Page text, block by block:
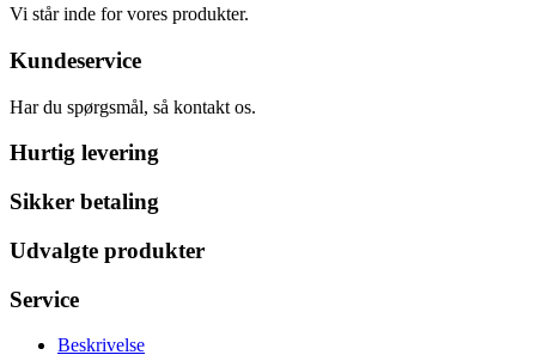
Vi står inde for vores produkter.
Kundeservice
Har du spørgsmål, så kontakt os.
Hurtig levering
Sikker betaling
Udvalgte produkter
Service
Beskrivelse